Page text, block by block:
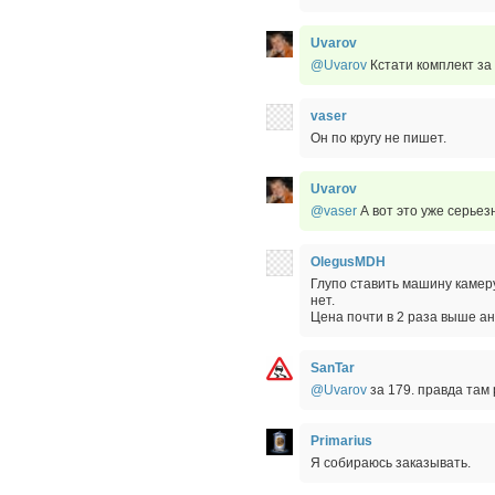
Uvarov
@Uvarov Кстати комплект
vaser
Он по кругу не пишет.
Uvarov
@vaser А вот это уже
OlegusMDH
Глупо ставить машину
нет.
Цена почти в 2 раза выше
SanTar
@Uvarov за 179. правда там
Primarius
Я собираюсь заказывать.